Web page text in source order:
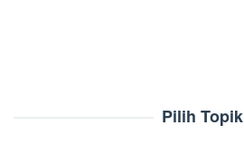
Pilih Topik